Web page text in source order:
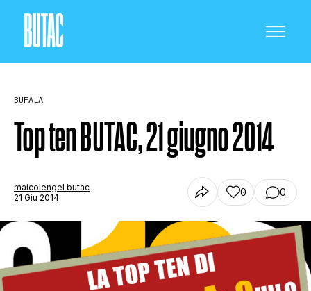
SCIENZA E TECNOLOGIA
SALUTE E MEDICINA
BUFALA
Top ten BUTAC, 21 giugno 2014
maicolengel butac
21 Giu 2014
0 0